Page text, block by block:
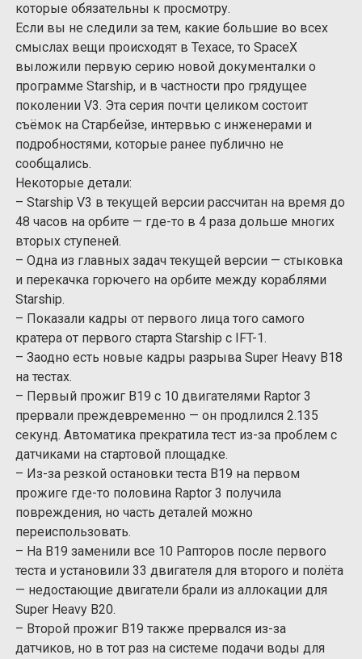
которые обязательны к просмотру.
Если вы не следили за тем, какие большие во всех
смыслах вещи происходят в Техасе, то SpaceX
выложили первую серию новой документалки о
программе Starship, и в частности про грядущее
поколении V3. Эта серия почти целиком состоит
съёмок на Старбейзе, интервью с инженерами и
подробностями, которые ранее публично не
сообщались.
Некоторые детали:
– Starship V3 в текущей версии рассчитан на время до
48 часов на орбите — где-то в 4 раза дольше многих
вторых ступеней.
– Одна из главных задач текущей версии — стыковка
и перекачка горючего на орбите между кораблями
Starship.
– Показали кадры от первого лица того самого
кратера от первого старта Starship с IFT-1.
– Заодно есть новые кадры разрыва Super Heavy B18
на тестах.
– Первый прожиг B19 с 10 двигателями Raptor 3
прервали преждевременно — он продлился 2.135
секунд. Автоматика прекратила тест из-за проблем с
датчиками на стартовой площадке.
– Из-за резкой остановки теста B19 на первом
прожиге где-то половина Raptor 3 получила
повреждения, но часть деталей можно
переиспользовать.
– На B19 заменили все 10 Рапторов после первого
теста и установили 33 двигателя для второго и полёта
— недостающие двигатели брали из аллокации для
Super Heavy B20.
– Второй прожиг B19 также прервался из-за
датчиков, но в тот раз на системе подачи воды для